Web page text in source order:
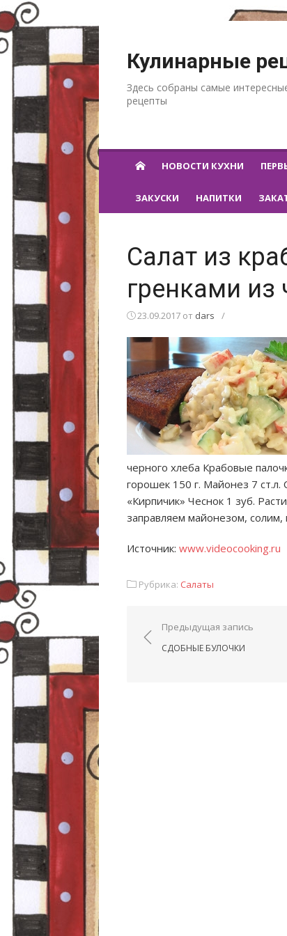
Кулинарные
Здесь собраны самые
рецепты
НОВОСТИ КУХНИ
ЗАКУСКИ НАПИТКИ
Салат из
гренками из
23.09.2017 от dars /
черного хлеба Крабовые
горошек 150 г. Майонез 7
«Кирпичик» Чеснок 1 зуб.
заправляем майонезом, солим,
Источник: www.videocooking.ru
Рубрика: Салаты
Навигация по
Предыдущая запись
СДОБНЫЕ БУЛОЧКИ